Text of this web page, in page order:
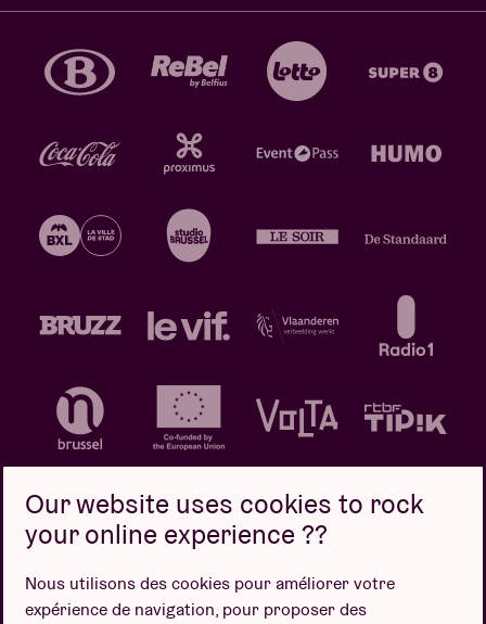
Politique de confidentialité
Politique de cookies
Conditions de vente
Our website uses cookies to rock
your online experience ??
Nous utilisons des cookies pour améliorer votre
expérience de navigation, pour proposer des